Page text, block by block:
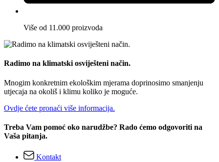
Više od 11.000 proizvoda
Radimo na klimatski osviješteni način.
Mnogim konkretnim ekološkim mjerama doprinosimo smanjenju
utjecaja na okoliš i klimu koliko je moguće.
Ovdje ćete pronaći više informacija.
Treba Vam pomoć oko narudžbe? Rado ćemo odgovoriti na
Vaša pitanja.
Kontakt